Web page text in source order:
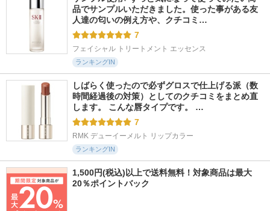
品でサンプルいただきました。使った事がある友
人達の匂いの例え方や、クチコミ…
7
フェイシャル トリートメント エッセンス
ランキングIN
しばらく使ったので必ずグロスで仕上げる派（数
時間経過後の対策）としてのクチコミをまとめ直
します。 こんな唇タイプです。 …
7
RMK デューイーメルト リップカラー
ランキングIN
1,500円(税込)以上で送料無料！対象商品は最大
20％ポイントバック